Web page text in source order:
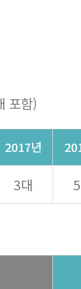
포함)
2017년
3대